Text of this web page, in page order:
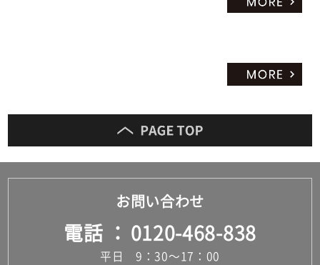
お問い合わせ
電話 0120-468-838
平日 9：30～17：00